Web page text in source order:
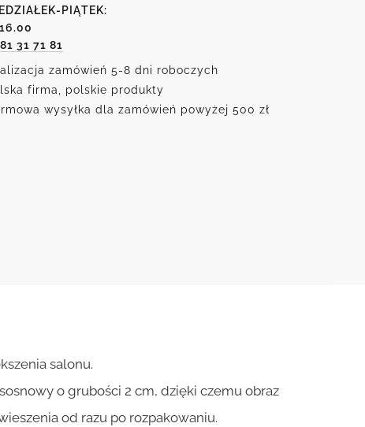
PIĄTEK:
31 71 81
zamówień 5-8 dni roboczych
firma, polskie produkty
wysyłka dla zamówień powyżej 500 zł
salonu.
o grubości 2 cm, dzięki czemu obraz
od razu po rozpakowaniu.